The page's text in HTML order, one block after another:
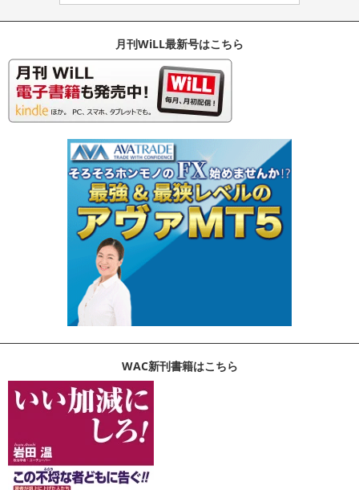
月刊WiLL最新号はこちら
WAC新刊書籍はこちら